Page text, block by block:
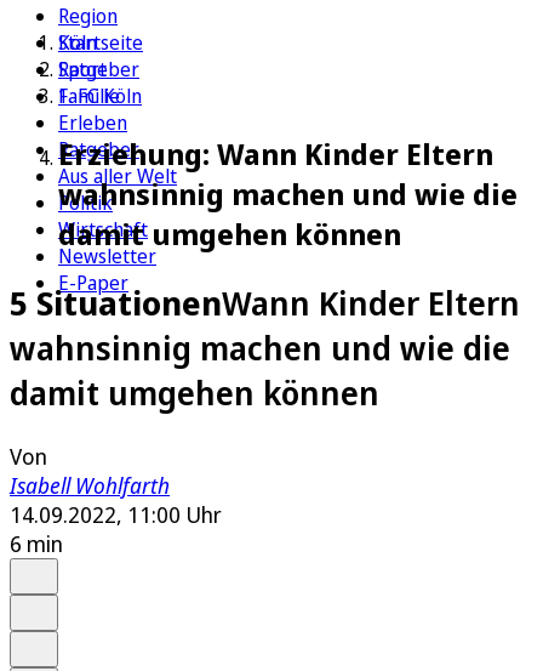
Region
Köln
Sport
1. FC Köln
Erleben
Ratgeber
Aus aller Welt
Politik
Wirtschaft
Newsletter
E-Paper
Startseite
Ratgeber
Familie
Erziehung: Wann Kinder Eltern
wahnsinnig machen und wie die
damit umgehen können
5 SituationenWann Kinder Eltern
wahnsinnig machen und wie die
damit umgehen können
Von
Isabell Wohlfarth
14.09.2022, 11:00 Uhr
6 min